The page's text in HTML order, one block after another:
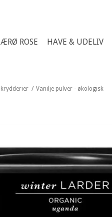
ÆRØ ROSE HAVE & UDELIV
krydderier / Vanilje pulver - økologisk